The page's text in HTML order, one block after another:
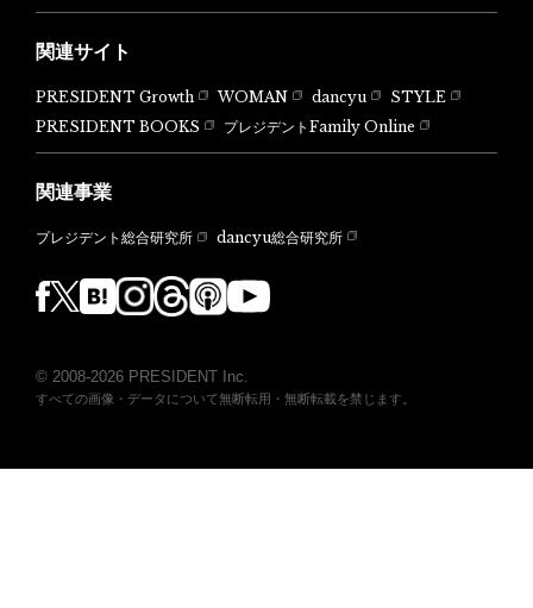
関連サイト
PRESIDENT Growth WOMAN dancyu
STYLE
PRESIDENT BOOKS
プレジデントFamily Online
関連事業
プレジデント総合研究所 dancyu総合研究所
© 2008-2026 PRESIDENT Inc.
すべての画像・データについて無断転用・無断転載を禁じます。